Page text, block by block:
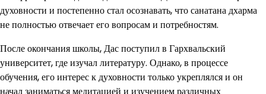
духовности и постепенно стал осознавать, что санатана дхарма
не полностью отвечает его вопросам и потребностям.
После окончания школы, Дас поступил в Гархвальский
университет, где изучал литературу. Однако, в процессе
обучения, его интерес к духовности только укреплялся и он